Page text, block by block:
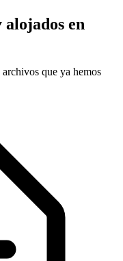
alojados en
que ya hemos